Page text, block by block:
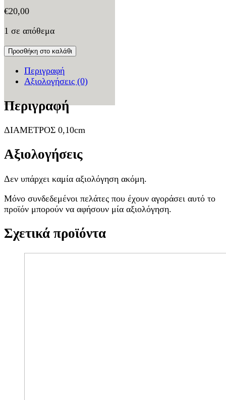
€20,00
1 σε απόθεμα
Προσθήκη στο καλάθι
Περιγραφή
Αξιολογήσεις (0)
Περιγραφή
ΔΙΑΜΕΤΡΟΣ 0,10cm
Αξιολογήσεις
Δεν υπάρχει καμία αξιολόγηση ακόμη.
Μόνο συνδεδεμένοι πελάτες που έχουν αγοράσει αυτό το
προϊόν μπορούν να αφήσουν μία αξιολόγηση.
Σχετικά προϊόντα